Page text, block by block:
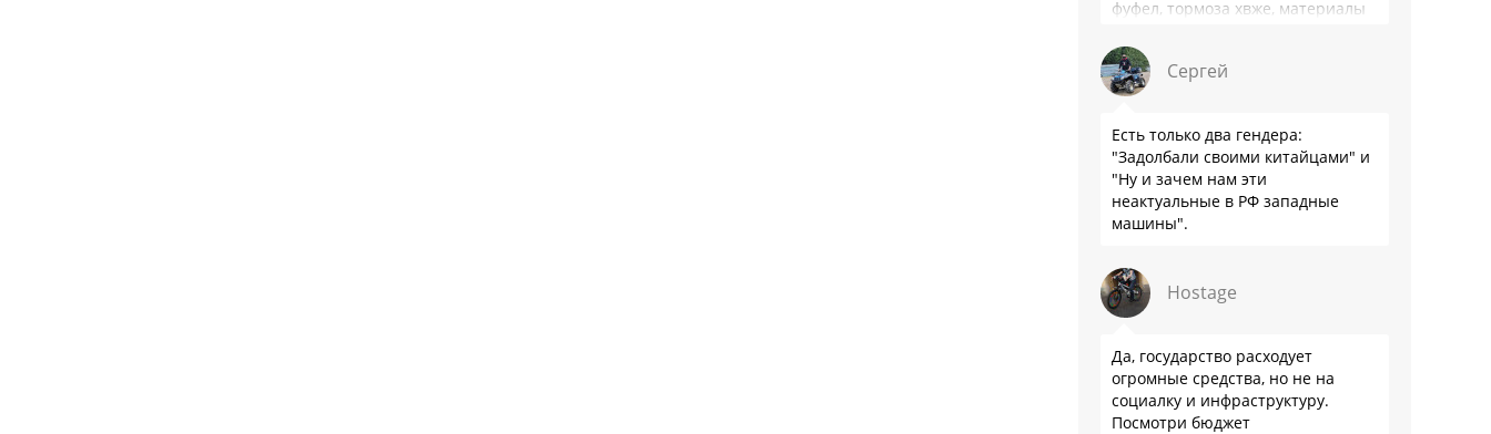
фуфел, тормоза хвже, материалы
Сергей
Есть только два гендера:
"Задолбали своими китайцами" и
"Ну и зачем нам эти
неактуальные в РФ западные
машины".
Hostage
Да, государство расходует
огромные средства, но не на
социалку и инфраструктуру.
Посмотри бюджет